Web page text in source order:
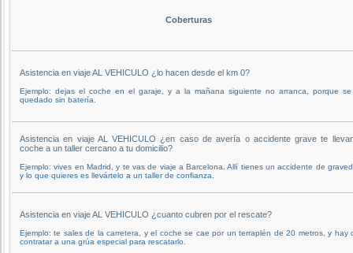
Coberturas
Asistencia en viaje AL VEHICULO ¿lo hacen desde el km 0?
Ejemplo: dejas el coche en el garaje, y a la mañana siguiente no arranca, porque
quedado sin batería.
Asistencia en viaje AL VEHICULO ¿en caso de avería o accidente grave te
coche a un taller cercano a tu domicilio?
Ejemplo: vives en Madrid, y te vas de viaje a Barcelona. Allí tienes un accidente de
y lo que quieres es llevártelo a un taller de confianza.
Asistencia en viaje AL VEHICULO ¿cuanto cubren por el rescate?
Ejemplo: te sales de la carretera, y el coche se cae por un terraplén de 20 metros, y hay
contratar a una grúa especial para rescatarlo.